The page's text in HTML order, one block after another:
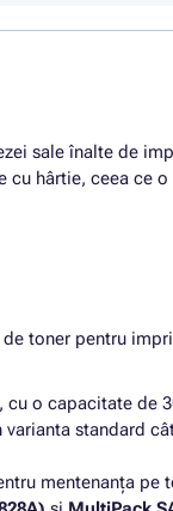
sale înalte de
hârtie, ceea ce
toner pentru
cu o capacitate de
standard
mentenanța pe